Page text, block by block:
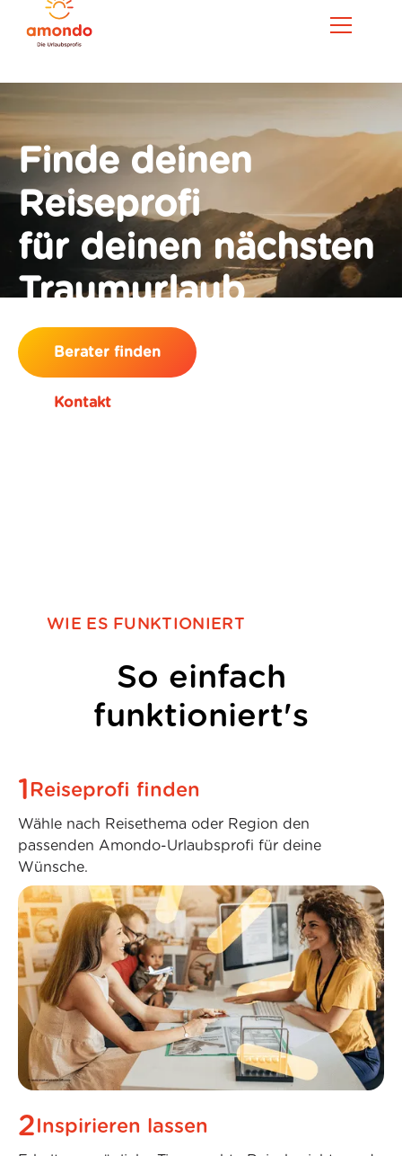
Finde deinen
Reiseprofi
für deinen nächsten
Traumurlaub
Berater finden
Kontakt
WIE ES FUNKTIONIERT
So einfach
funktioniert's
1 Reiseprofi finden
Wähle nach Reisethema oder Region den
passenden Amondo-Urlaubsprofi für deine
Wünsche.
2 Inspirieren lassen